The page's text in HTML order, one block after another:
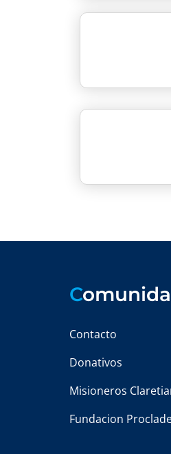
C
Contacto
Donativos
Misioneros
Fundacion